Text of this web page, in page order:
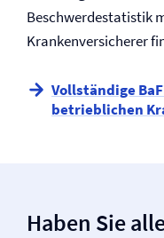
Beschwerdestatistik
Kranken­versicherer
Vollständige
betrieblichen
Haben Sie